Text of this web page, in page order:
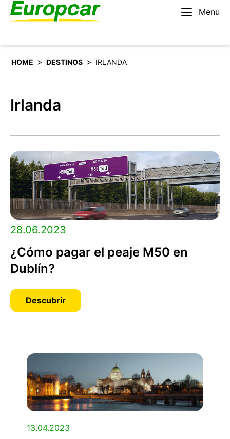
Menu
Español
HOME > DESTINOS > IRLANDA
Irlanda
28.06.2023
¿Cómo pagar el peaje M50 en
Dublín?
Descubrir
13.04.2023